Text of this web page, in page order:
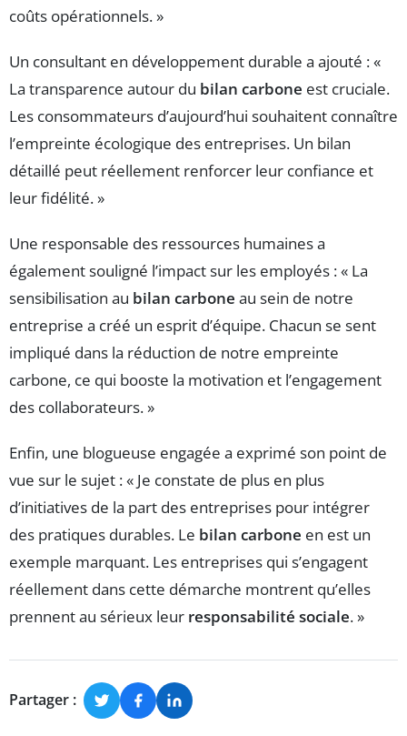
coûts opérationnels. »
Un consultant en développement durable a ajouté : «
La transparence autour du bilan carbone est cruciale.
Les consommateurs d’aujourd’hui souhaitent connaître
l’empreinte écologique des entreprises. Un bilan
détaillé peut réellement renforcer leur confiance et
leur fidélité. »
Une responsable des ressources humaines a
également souligné l’impact sur les employés : « La
sensibilisation au bilan carbone au sein de notre
entreprise a créé un esprit d’équipe. Chacun se sent
impliqué dans la réduction de notre empreinte
carbone, ce qui booste la motivation et l’engagement
des collaborateurs. »
Enfin, une blogueuse engagée a exprimé son point de
vue sur le sujet : « Je constate de plus en plus
d’initiatives de la part des entreprises pour intégrer
des pratiques durables. Le bilan carbone en est un
exemple marquant. Les entreprises qui s’engagent
réellement dans cette démarche montrent qu’elles
prennent au sérieux leur responsabilité sociale. »
Partager :